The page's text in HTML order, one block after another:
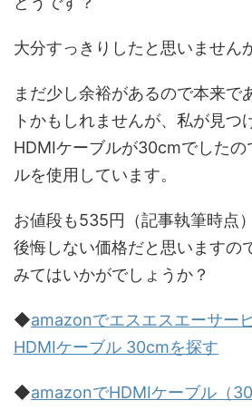
大分すっきりしたと思いません
まだ少し余裕があるので本来で
トかもしれませんが、私が見つ
HDMIケーブルが30cmでしたの
ルを使用しています。
お値段も535円 （記事執筆時点
後悔しない価格だと思いますの
みてはいかがでしょうか？
◆amazonでエスエスエーサー
HDMIケーブル 30cmを探す
◆amazonでHDMIケーブル（